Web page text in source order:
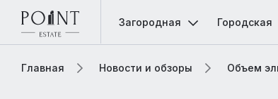
Загородная Городская
Главная Новости и обзоры Объем